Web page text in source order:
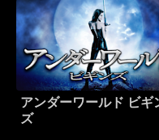
アンダーワールド ビギ
ズ